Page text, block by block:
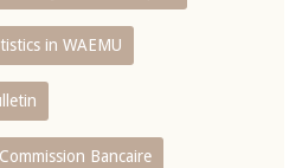
in WAEMU
Bancaire